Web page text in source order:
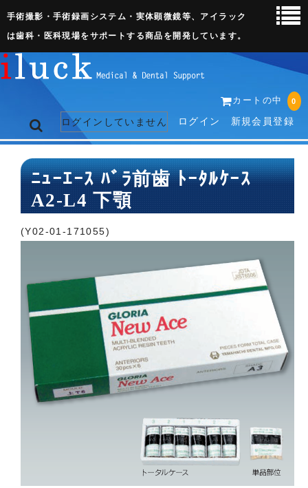
手術撮影・手術録画システム・実体顕微鏡等、アイラック
は歯科・医科現場をサポートする商品を開発しています。
カートの中 0
ログインしていません ログイン 新規会員登録
トップページ
ネット販売ページ
歯科関連機器
3D実体顕微鏡
会社概要
お問い合わせ
ﾆｭｰｴｰｽ ﾊﾞﾗ前歯 ﾄｰﾀﾙｹｰｽ
A2-L4 下顎
(Y02-01-171055)